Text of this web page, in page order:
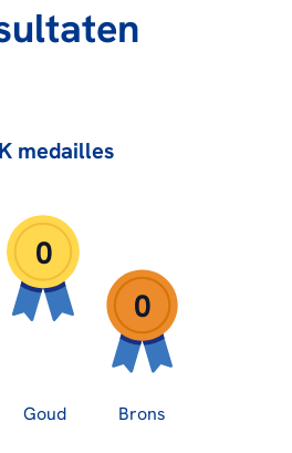
medailles
0
0
Goud Brons